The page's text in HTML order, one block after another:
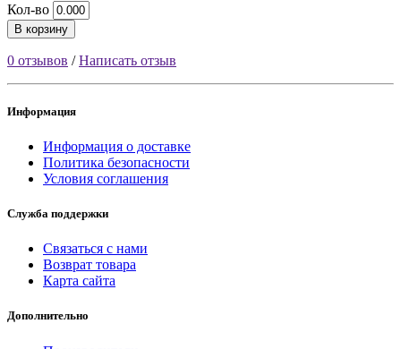
Кол-во
В корзину
0 отзывов /Написать отзыв
Информация
Информация о доставке
Политика безопасности
Условия соглашения
Служба поддержки
Связаться с нами
Возврат товара
Карта сайта
Дополнительно